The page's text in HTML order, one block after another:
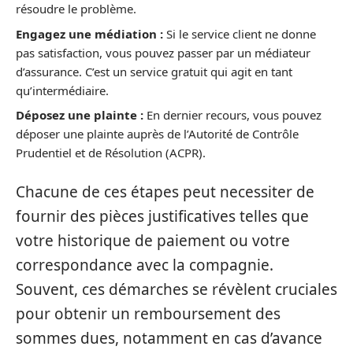
résoudre le problème.
Engagez une médiation : Si le service client ne donne
pas satisfaction, vous pouvez passer par un médiateur
d’assurance. C’est un service gratuit qui agit en tant
qu’intermédiaire.
Déposez une plainte : En dernier recours, vous pouvez
déposer une plainte auprès de l’Autorité de Contrôle
Prudentiel et de Résolution (ACPR).
Chacune de ces étapes peut necessiter de
fournir des pièces justificatives telles que
votre historique de paiement ou votre
correspondance avec la compagnie.
Souvent, ces démarches se révèlent cruciales
pour obtenir un remboursement des
sommes dues, notamment en cas d’avance